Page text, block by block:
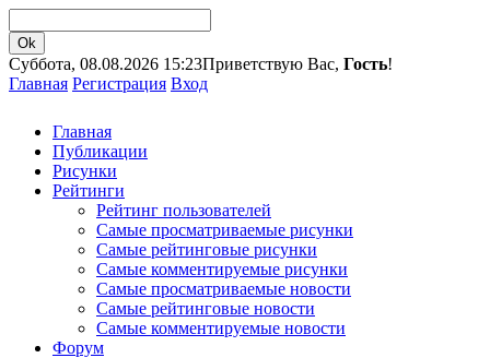
Суббота, 08.08.2026 15:23Приветствую Вас, Гость!
Главная Регистрация Вход
Главная
Публикации
Рисунки
Рейтинги
Рейтинг пользователей
Самые просматриваемые рисунки
Самые рейтинговые рисунки
Самые комментируемые рисунки
Самые просматриваемые новости
Самые рейтинговые новости
Самые комментируемые новости
Форум